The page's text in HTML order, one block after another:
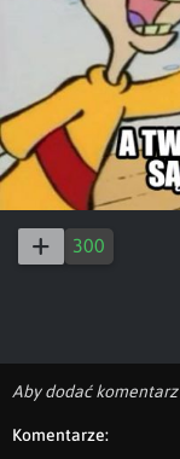
300
Aby dodać komentarz
Komentarze: